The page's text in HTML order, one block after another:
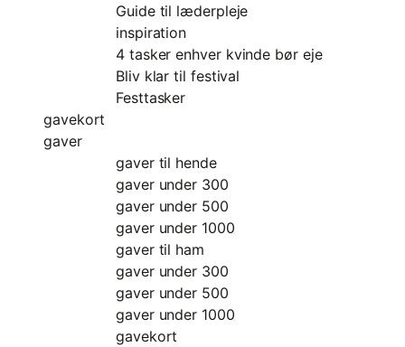
Guide til læderpleje
inspiration
4 tasker enhver kvinde bør eje
Bliv klar til festival
Festtasker
gavekort
gaver
gaver til hende
gaver under 300
gaver under 500
gaver under 1000
gaver til ham
gaver under 300
gaver under 500
gaver under 1000
gavekort